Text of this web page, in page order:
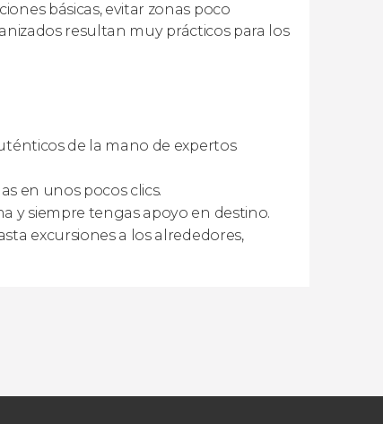
básicas, evitar zonas poco
resultan muy prácticos para los
de la mano de expertos
en unos pocos clics.
y siempre tengas apoyo en destino.
excursiones a los alrededores,